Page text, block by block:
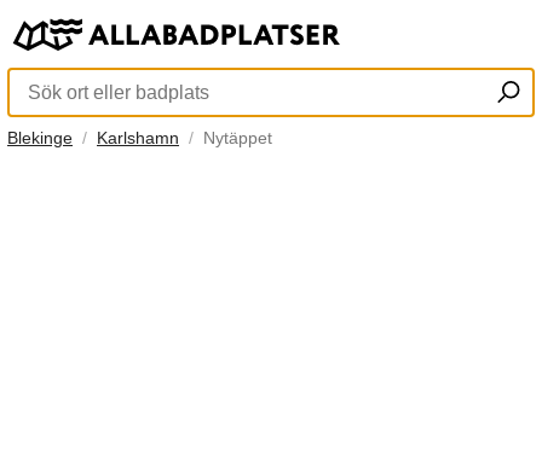
Blekinge Karlshamn Nytäppet